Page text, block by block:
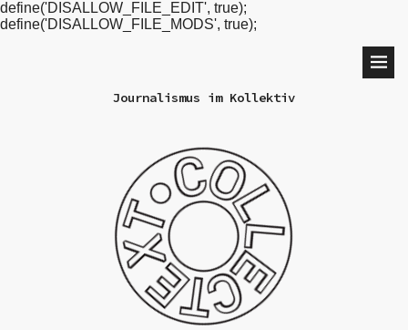
define('DISALLOW_FILE_EDIT', true);
define('DISALLOW_FILE_MODS', true);
Journalismus im Kollektiv